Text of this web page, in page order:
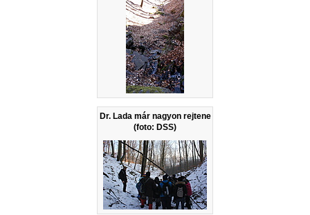
Dr. Lada már nagyon rejtene
(foto: DSS)